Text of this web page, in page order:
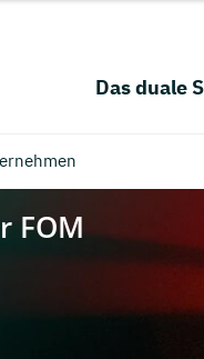
Das duale